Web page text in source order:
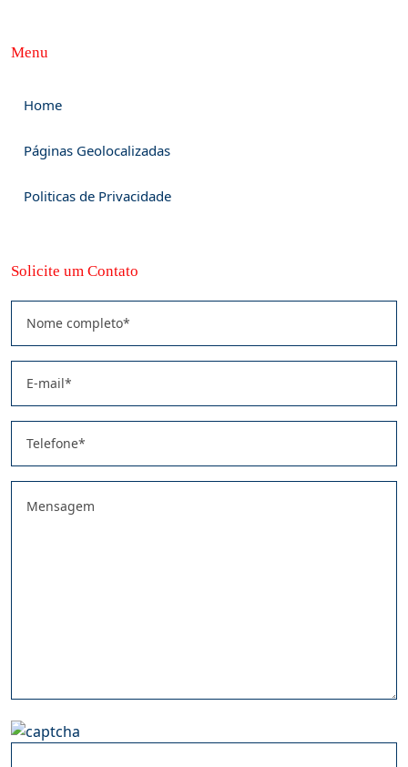
Menu
Home
Páginas Geolocalizadas
Politicas de Privacidade
Solicite um Contato